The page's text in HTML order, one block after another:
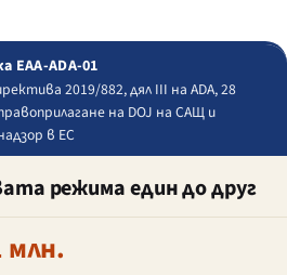
EAA-ADA-01
2019/882, дял III на ADA, 28
на DOJ на САЩ и
в ЕС
режима един до друг
млн.